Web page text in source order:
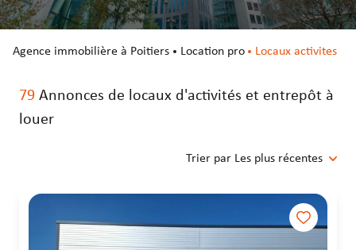
entrepôts
entrepôts
agence immobilière à Poitiers Location pro Locaux activites
79 Annonces de locaux d'activités et entrepôt à
louer
Trier par Les plus récentes